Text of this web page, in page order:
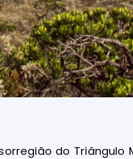
do Triângulo